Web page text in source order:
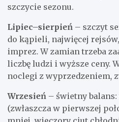
szczycie sezonu.
Lipiec–sierpień – szczyt
do kąpieli, najwięcej
imprez. W zamian trzeba
liczbę ludzi i wyższe ceny.
noclegi z wyprzedzeniem,
Wrzesień – świetny balans:
(zwłaszcza w pierwszej